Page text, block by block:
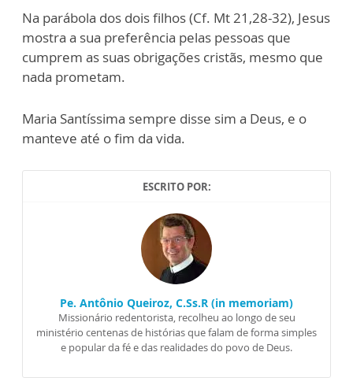
Na parábola dos dois filhos (Cf. Mt 21,28-32), Jesus
mostra a sua preferência pelas pessoas que
cumprem as suas obrigações cristãs, mesmo que
nada prometam.
Maria Santíssima sempre disse sim a Deus, e o
manteve até o fim da vida.
ESCRITO POR:
Pe. Antônio Queiroz, C.Ss.R (in memoriam)
Missionário redentorista, recolheu ao longo de seu
ministério centenas de histórias que falam de forma simples
e popular da fé e das realidades do povo de Deus.